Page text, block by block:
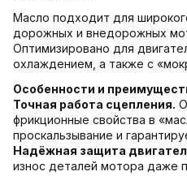
Масло подходит для
дорожных и внедорожных
Оптимизировано для
охлаждением, а также с
Особенности и
Точная работа сцепления.
фрикционные свойства в
проскальзывание и
Надёжная защита
износ деталей мотора даже